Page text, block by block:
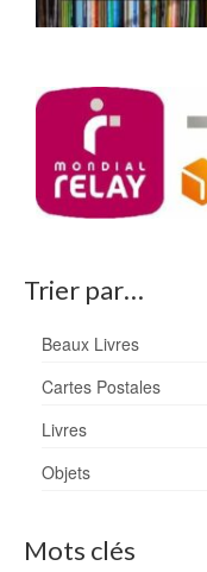
Trier par…
Beaux Livres
Cartes Postales
Livres
Objets
Mots clés